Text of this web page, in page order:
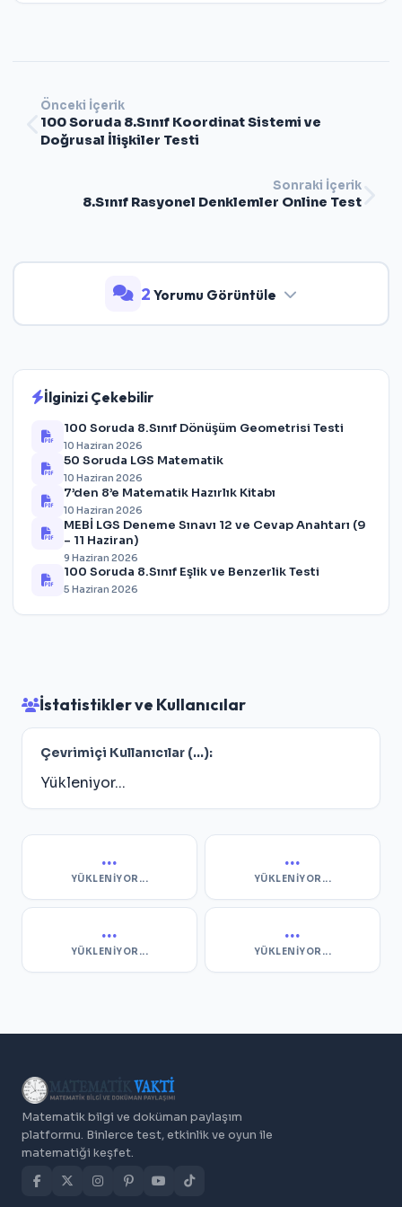
Önceki İçerik
100 Soruda 8.Sınıf Koordinat Sistemi ve
Doğrusal İlişkiler Testi
Sonraki İçerik
8.Sınıf Rasyonel Denklemler Online Test
2 Yorumu Görüntüle
İlginizi Çekebilir
100 Soruda 8.Sınıf Dönüşüm Geometrisi Testi
10 Haziran 2026
50 Soruda LGS Matematik
10 Haziran 2026
7’den 8’e Matematik Hazırlık Kitabı
10 Haziran 2026
MEBİ LGS Deneme Sınavı 12 ve Cevap Anahtarı (9
– 11 Haziran)
9 Haziran 2026
100 Soruda 8.Sınıf Eşlik ve Benzerlik Testi
5 Haziran 2026
İstatistikler ve Kullanıcılar
Çevrimiçi Kullanıcılar (...):
Yükleniyor...
...
YÜKLENIYOR...
...
YÜKLENIYOR...
...
YÜKLENIYOR...
...
YÜKLENIYOR...
Matematik bilgi ve doküman paylaşım
platformu. Binlerce test, etkinlik ve oyun ile
matematiği keşfet.